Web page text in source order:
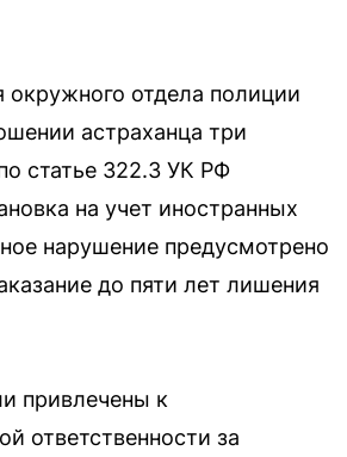
окружного отдела полиции
астраханца три
статье 322.3 УК РФ
на учет иностранных
нарушение предусмотрено
до пяти лет лишения
привлечены к
ответственности за